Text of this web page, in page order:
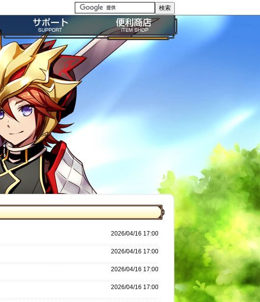
よくある質問・FAQ
お問い合わせ
ガイドライン
利用規約
便利商店ガイド
BP購入ガイド
2026/04/16 17:00
2026/04/16 17:00
2026/04/16 17:00
2026/04/16 17:00